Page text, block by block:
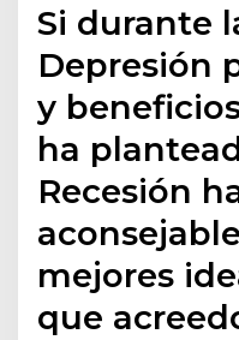
Si durante
Depresión
y
ha
Recesión
mejores
que